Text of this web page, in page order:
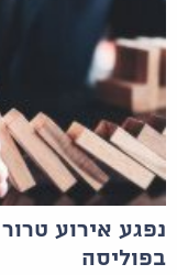
נפגע אירוע
בפוליסה